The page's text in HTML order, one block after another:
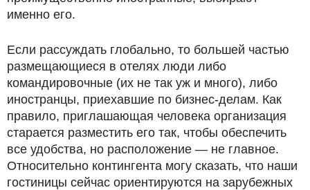
именно его.
Если рассуждать глобально, то большей частью
размещающиеся в отелях люди либо
командировочные (их не так уж и много), либо
иностранцы, приехавшие по бизнес-делам. Как
правило, приглашающая человека организация
старается разместить его так, чтобы обеспечить
все удобства, но расположение — не главное.
Относительно контингента могу сказать, что наши
гостиницы сейчас ориентируются на зарубежных